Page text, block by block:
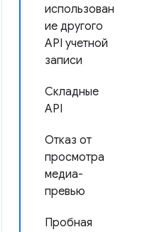
использован
ие другого
API учетной
записи
Складные
API
Отказ от
просмотра
медиа-
превью
Пробная